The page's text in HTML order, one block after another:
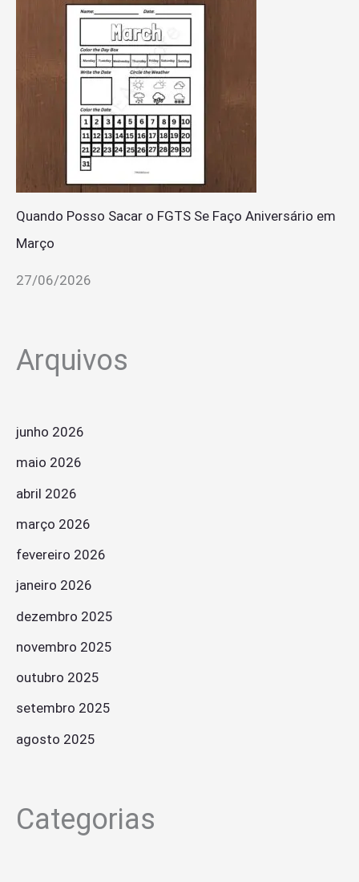
Quando Posso Sacar o FGTS Se Faço Aniversário em
Março
27/06/2026
Arquivos
junho 2026
maio 2026
abril 2026
março 2026
fevereiro 2026
janeiro 2026
dezembro 2025
novembro 2025
outubro 2025
setembro 2025
agosto 2025
Categorias